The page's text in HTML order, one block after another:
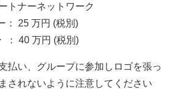
トナーネットワーク
： 25 万円 (税別)
： 40 万円 (税別)
払い、グループに参加しロゴを張っ
されないように注意してください